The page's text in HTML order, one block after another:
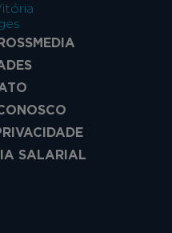
SALARIAL